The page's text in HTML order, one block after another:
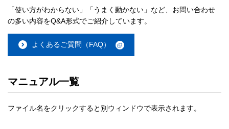
「使い方がわからない」「うまく動かない」など、お問い合わせ
の多い内容をQ&A形式でご紹介しています。
よくあるご質問（FAQ）
マニュアル一覧
ファイル名をクリックすると別ウィンドウで表示されます。